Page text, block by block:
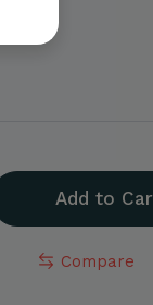
Add to
Compare